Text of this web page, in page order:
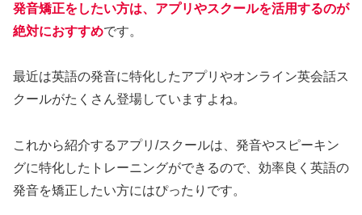
発音矯正をしたい方は、アプリやスクールを活用するのが
絶対におすすめです。
最近は英語の発音に特化したアプリやオンライン英会話ス
クールがたくさん登場していますよね。
これから紹介するアプリ/スクールは、発音やスピーキン
グに特化したトレーニングができるので、効率良く英語の
発音を矯正したい方にはぴったりです。